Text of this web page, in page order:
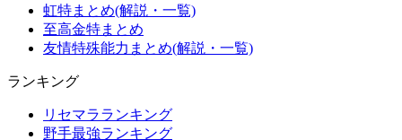
虹特まとめ(解説・一覧)
至高金特まとめ
友情特殊能力まとめ(解説・一覧)
ランキング
リセマラランキング
野手最強ランキング